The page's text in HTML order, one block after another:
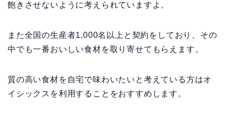
飽きさせないように考えられていますよ。
また全国の生産者1,000名以上と契約をしており、その
中でも一番おいしい食材を取り寄せてもらえます。
質の高い食材を自宅で味わいたいと考えている方はオ
イシックスを利用することをおすすめします。